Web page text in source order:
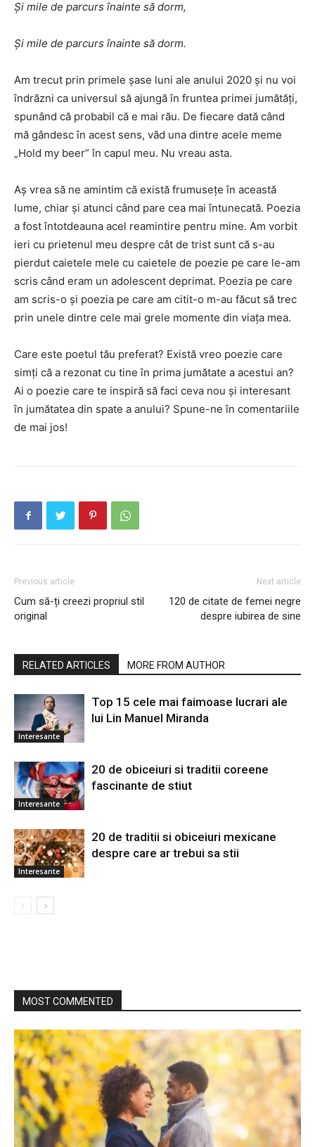
Și mile de parcurs înainte să dorm,
Și mile de parcurs înainte să dorm.
Am trecut prin primele șase luni ale anului 2020 și nu voi
îndrăzni ca universul să ajungă în fruntea primei jumătăți,
spunând că probabil că e mai rău. De fiecare dată când
mă gândesc în acest sens, văd una dintre acele meme
„Hold my beer” în capul meu. Nu vreau asta.
Aș vrea să ne amintim că există frumusețe în această
lume, chiar și atunci când pare cea mai întunecată. Poezia
a fost întotdeauna acel reamintire pentru mine. Am vorbit
ieri cu prietenul meu despre cât de trist sunt că s-au
pierdut caietele mele cu caietele de poezie pe care le-am
scris când eram un adolescent deprimat. Poezia pe care
am scris-o și poezia pe care am citit-o m-au făcut să trec
prin unele dintre cele mai grele momente din viața mea.
Care este poetul tău preferat? Există vreo poezie care
simți că a rezonat cu tine în prima jumătate a acestui an?
Ai o poezie care te inspiră să faci ceva nou și interesant
în jumătatea din spate a anului? Spune-ne în comentariile
de mai jos!
Previous article
Cum să-ți creezi propriul stil
original
Next article
120 de citate de femei negre
despre iubirea de sine
RELATED ARTICLES MORE FROM AUTHOR
Interesante
Top 15 cele mai faimoase lucrari ale
lui Lin Manuel Miranda
Interesante
20 de obiceiuri si traditii coreene
fascinante de stiut
Interesante
20 de traditii si obiceiuri mexicane
despre care ar trebui sa stii
MOST COMMENTED